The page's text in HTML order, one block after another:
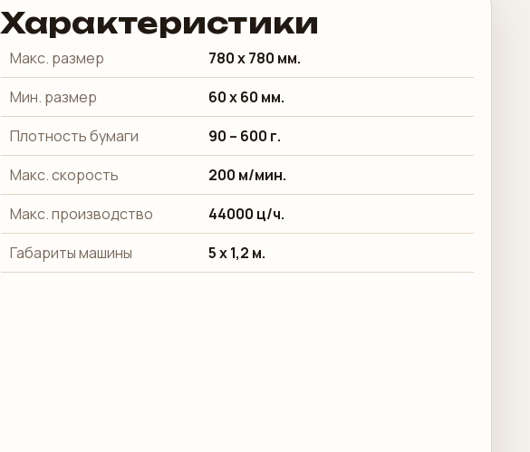
Характеристики
Макс. размер
780 x 780 мм.
Мин. размер
60 х 60 мм.
Плотность бумаги
90 – 600 г.
Макс. скорость
200 м/мин.
Макс. производство
44000 ц/ч.
Габариты машины
5 х 1,2 м.